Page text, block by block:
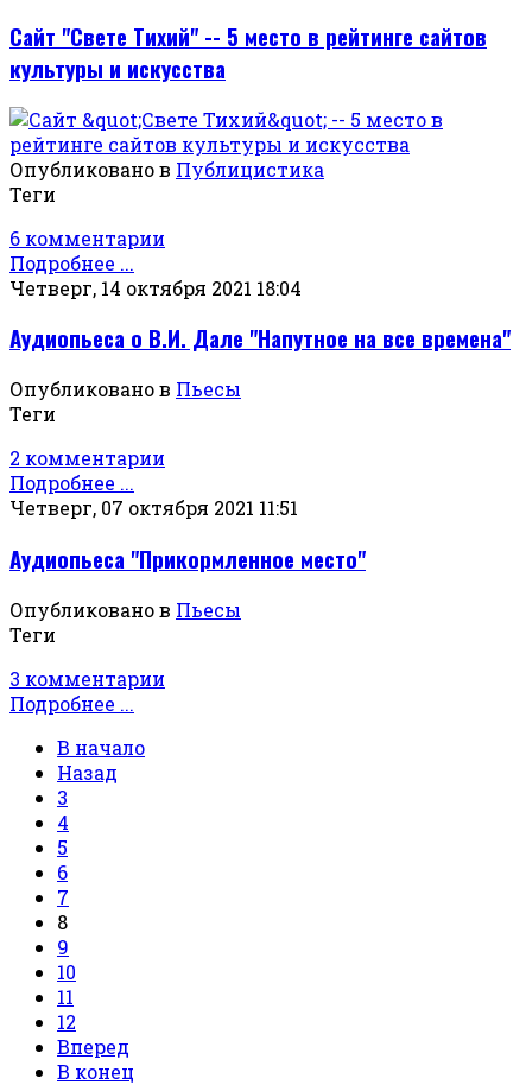
Сайт "Свете Тихий" -- 5 место в рейтинге сайтов
культуры и искусства
Опубликовано в Публицистика
Теги
6 комментарии
Подробнее ...
Четверг, 14 октября 2021 18:04
Аудиопьеса о В.И. Дале "Напутное на все времена"
Опубликовано в Пьесы
Теги
2 комментарии
Подробнее ...
Четверг, 07 октября 2021 11:51
Аудиопьеса "Прикормленное место"
Опубликовано в Пьесы
Теги
3 комментарии
Подробнее ...
В начало
Назад
3
4
5
6
7
8
9
10
11
12
Вперед
В конец